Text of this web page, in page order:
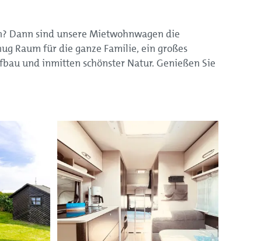
Dann sind unsere Mietwohnwagen die
Raum für die ganze Familie, ein großes
und inmitten schönster Natur. Genießen Sie